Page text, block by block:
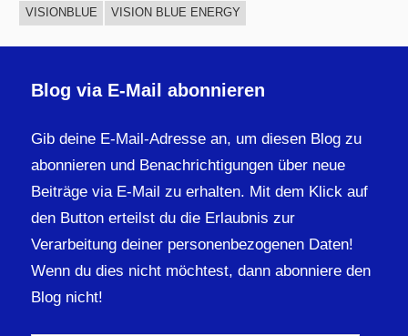
VISIONBLUE
VISION BLUE ENERGY
Blog via E-Mail abonnieren
Gib deine E-Mail-Adresse an, um diesen Blog zu
abonnieren und Benachrichtigungen über neue
Beiträge via E-Mail zu erhalten. Mit dem Klick auf
den Button erteilst du die Erlaubnis zur
Verarbeitung deiner personenbezogenen Daten!
Wenn du dies nicht möchtest, dann abonniere den
Blog nicht!